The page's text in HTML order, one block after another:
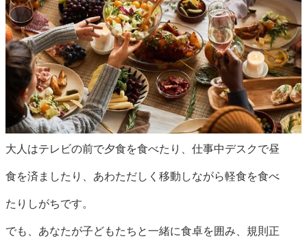
大人はテレビの前で夕食を食べたり、仕事中デスクで昼
食を済ましたり、あわただしく移動しながら軽食を食べ
たりしがちです。
でも、あなたが子どもたちと一緒に食卓を囲み、規則正